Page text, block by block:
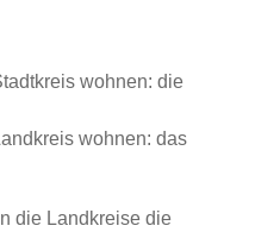
wohnen: die
wohnen: das
die Landkreise die